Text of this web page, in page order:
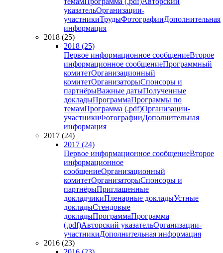
указательОрганизации-
участникиТрудыФотографииДополнительная
информация
2018 (25)
2018 (25)
Первое информационное сообщениеВторое
информационное сообщениеПрограммный
комитетОрганизационный
комитетОрганизаторыСпонсоры и
партнёрыВажные датыПолученные
докладыПрограммаПрограммы по
темамПрограмма (.pdf)Организации-
участникиФотографииДополнительная
информация
2017 (24)
2017 (24)
Первое информационное сообщениеВторое
информационное
сообщениеОрганизационный
комитетОрганизаторыСпонсоры и
партнёрыПриглашенные
докладчикиПленарные докладыУстные
докладыСтендовые
докладыПрограммаПрограмма
(.pdf)Авторский указательОрганизации-
участникиДополнительная информация
2016 (23)